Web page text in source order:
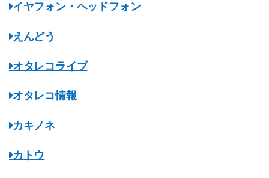
イヤフォン・ヘッドフォン
えんどう
オタレコライブ
オタレコ情報
カキノネ
カトウ